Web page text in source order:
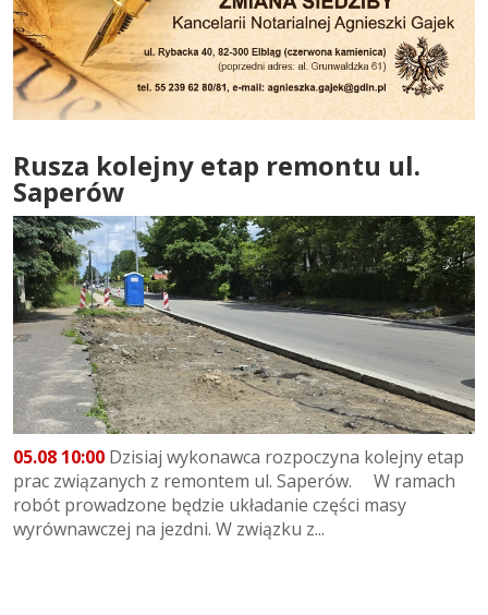
Rusza kolejny etap remontu ul.
Saperów
05.08 10:00 Dzisiaj wykonawca rozpoczyna kolejny etap
prac związanych z remontem ul. Saperów. W ramach
robót prowadzone będzie układanie części masy
wyrównawczej na jezdni. W związku z...